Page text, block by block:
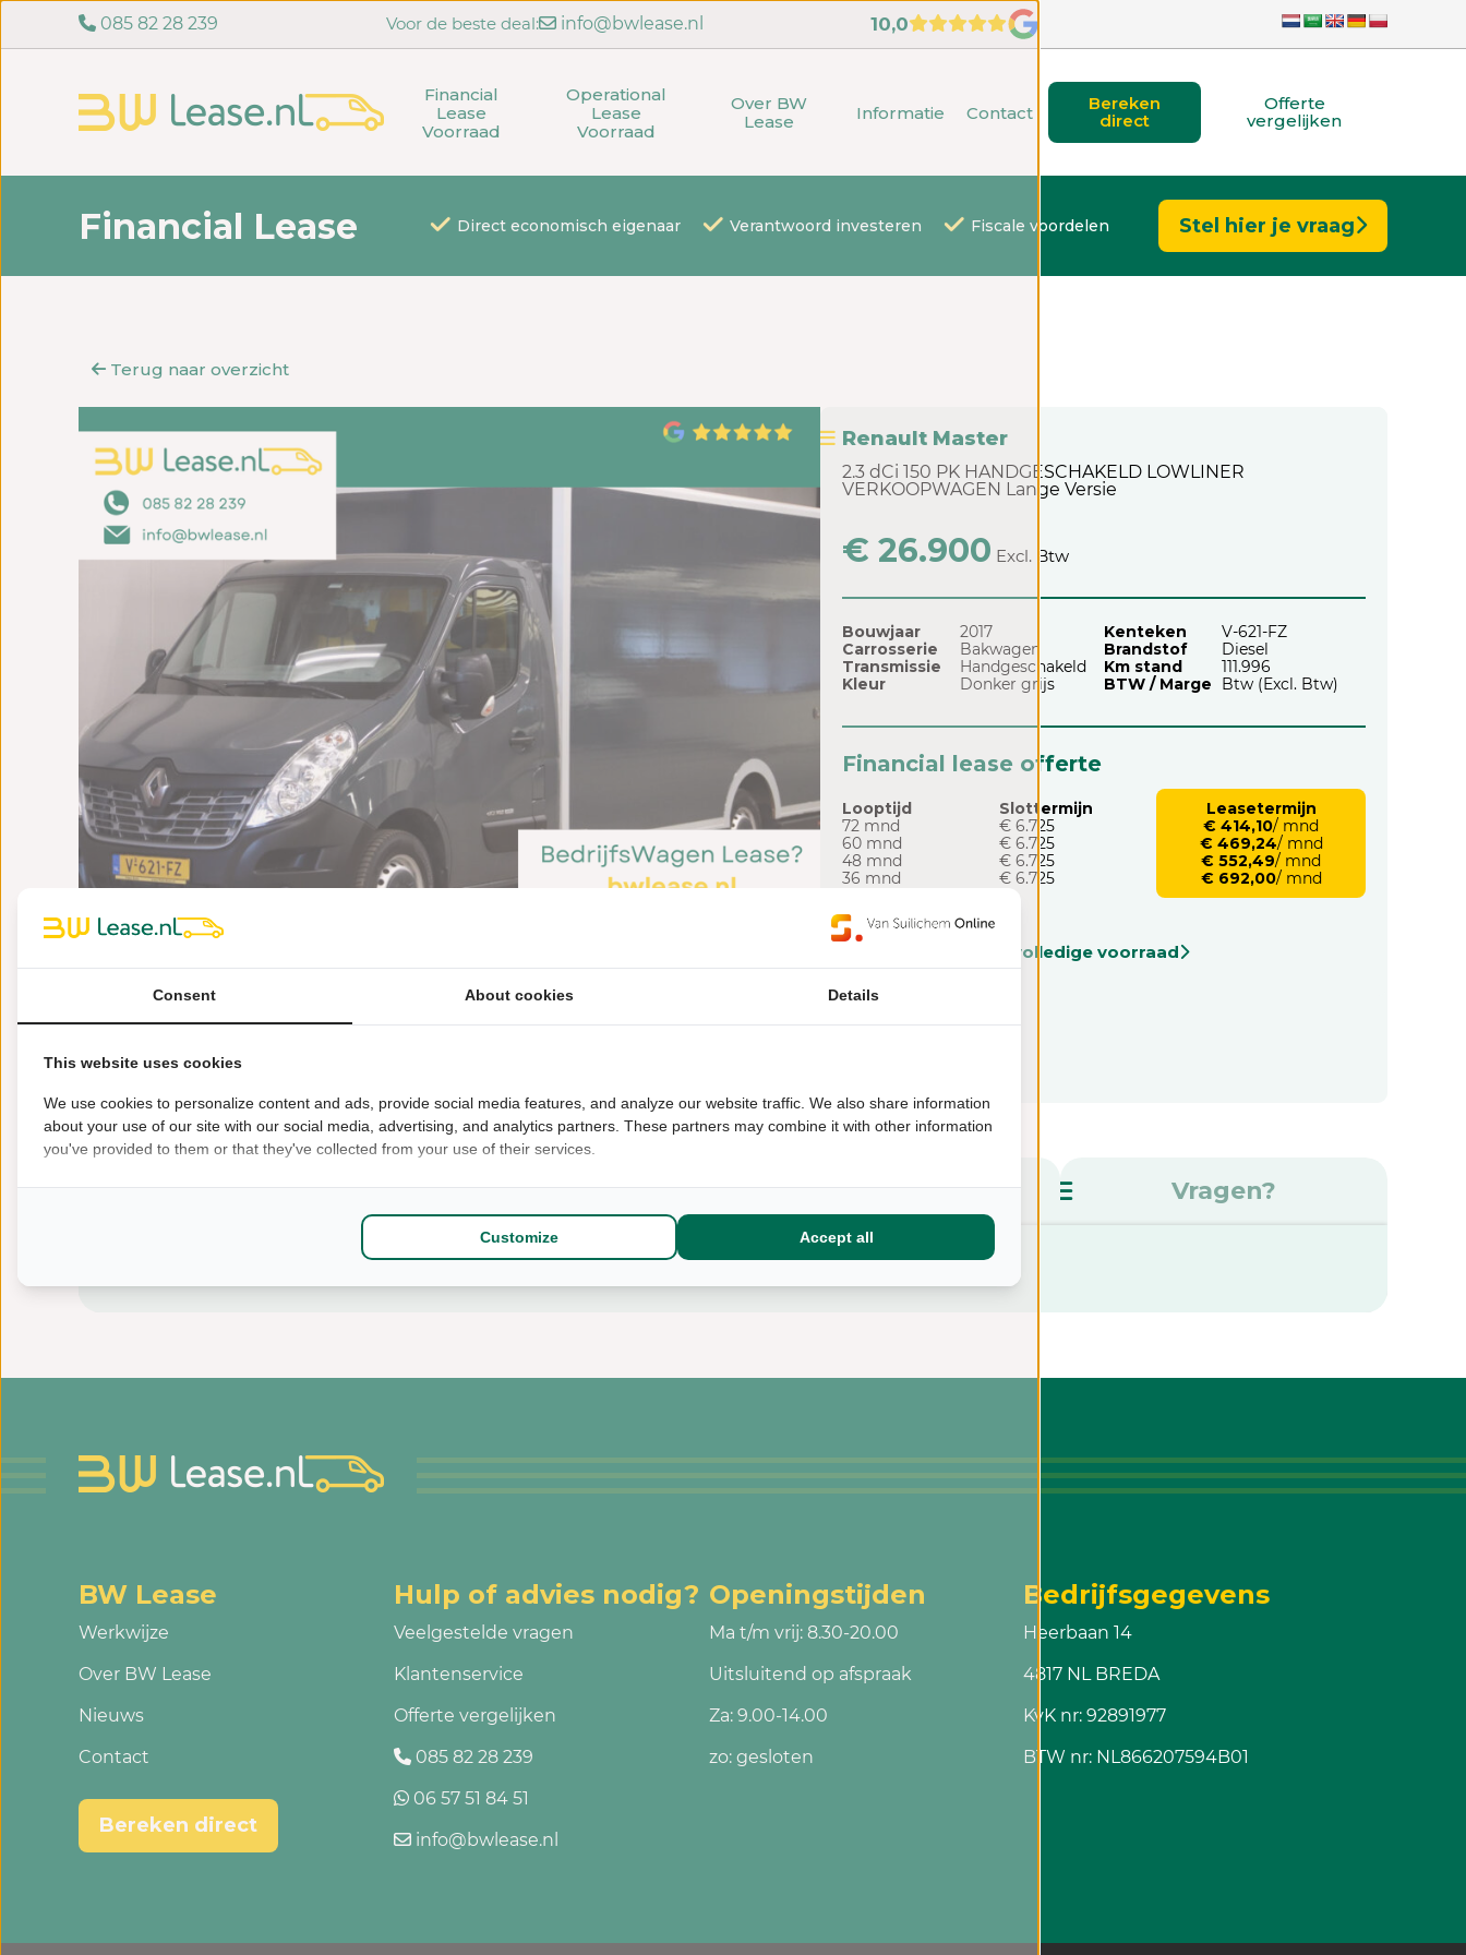
Consent About cookies Details
This website uses cookies
We use cookies to personalize content and ads, provide social media features, and analyze our website traffic. We also share information
about your use of our site with our social media, advertising, and analytics partners. These partners may combine it with other information
you've provided to them or that they've collected from your use of their services.
Customize Accept all
085 82 28 239 Voor de beste deal: info@bwlease.nl 10,0
Financial
Lease
Voorraad
Operational
Lease
Voorraad
Over BW
Lease
Informatie Contact
Bereken
direct
Offerte
vergelijken
Financial Lease Direct economisch eigenaar Verantwoord investeren Fiscale voordelen Stel hier je vraag
Terug naar overzicht
Renault Master
2.3 dCi 150 PK HANDGESCHAKELD LOWLINER
VERKOOPWAGEN Lange Versie
€ 26.900 Excl. Btw
Bouwjaar
2017
Carrosserie
Bakwagen
Transmissie
Handgeschakeld
Kleur
Donker grijs
Kenteken
V-621-FZ
Brandstof
Diesel
Km stand
111.996
BTW / Marge
Btw (Excl. Btw)
Financial lease offerte
Looptijd
72 mnd
60 mnd
48 mnd
36 mnd
Slottermijn
€ 6.725
€ 6.725
€ 6.725
€ 6.725
Leasetermijn
€ 414,10/ mnd
€ 469,24/ mnd
€ 552,49/ mnd
€ 692,00/ mnd
Of bekijk hier onze volledige voorraad
Bereken... Omschrijving Aflever opties Vragen?
BW Lease
Werkwijze
Over BW Lease
Nieuws
Contact
Bereken direct
Hulp of advies nodig?
Veelgestelde vragen
Klantenservice
Offerte vergelijken
085 82 28 239
06 57 51 84 51
info@bwlease.nl
Openingstijden
Ma t/m vrij: 8.30-20.00
Uitsluitend op afspraak
Za: 9.00-14.00
zo: gesloten
Bedrijfsgegevens
Heerbaan 14
4817 NL BREDA
KvK nr: 92891977
BTW nr: NL866207594B01